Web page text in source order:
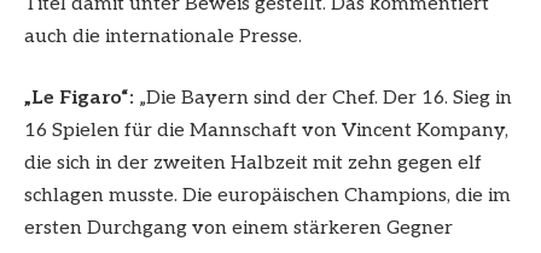
auch die internationale Presse.
„Le Figaro“: „Die Bayern sind der Chef. Der 16. Sieg in
16 Spielen für die Mannschaft von Vincent Kompany,
die sich in der zweiten Halbzeit mit zehn gegen elf
schlagen musste. Die europäischen Champions, die im
ersten Durchgang von einem stärkeren Gegner